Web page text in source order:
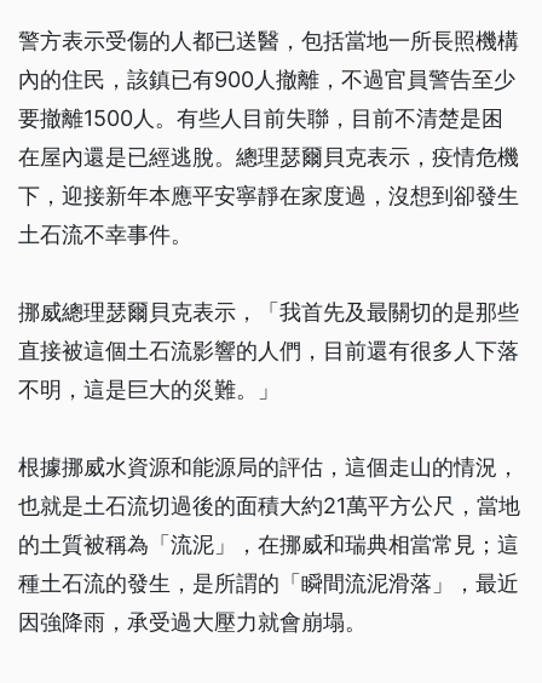
警方表示受傷的人都已送醫，包括當地一所長照機構
內的住民，該鎮已有900人撤離，不過官員警告至少
要撤離1500人。有些人目前失聯，目前不清楚是困
在屋內還是已經逃脫。總理瑟爾貝克表示，疫情危機
下，迎接新年本應平安寧靜在家度過，沒想到卻發生
土石流不幸事件。
挪威總理瑟爾貝克表示，「我首先及最關切的是那些
直接被這個土石流影響的人們，目前還有很多人下落
不明，這是巨大的災難。」
根據挪威水資源和能源局的評估，這個走山的情況，
也就是土石流切過後的面積大約21萬平方公尺，當地
的土質被稱為「流泥」，在挪威和瑞典相當常見；這
種土石流的發生，是所謂的「瞬間流泥滑落」，最近
因強降雨，承受過大壓力就會崩塌。